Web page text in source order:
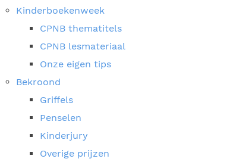
Kinderboekenweek
CPNB thematitels
CPNB lesmateriaal
Onze eigen tips
Bekroond
Griffels
Penselen
Kinderjury
Overige prijzen